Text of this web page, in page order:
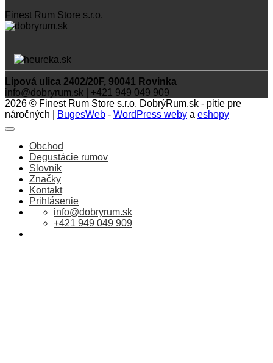
Finest Rum Store s.r.o.
Lipová ulica 2402/20F, 90041 Rovinka
info@dobryrum.sk | +421 949 049 909
2026 © Finest Rum Store s.r.o. DobrýRum.sk - pitie pre
náročných |
BugesWeb - WordPress weby a eshopy
Obchod
Degustácie rumov
Slovník
Značky
Kontakt
Prihlásenie
info@dobryrum.sk
+421 949 049 909